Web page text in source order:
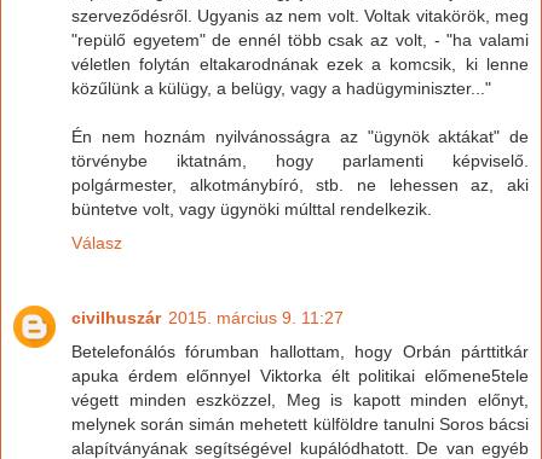
szerveződésről. Ugyanis az nem volt. Voltak vitakörök, meg
"repülő egyetem" de ennél több csak az volt, - "ha valami
véletlen folytán eltakarodnának ezek a komcsik, ki lenne
közűlünk a külügy, a belügy, vagy a hadügyminiszter..."
Én nem hoznám nyilvánosságra az "ügynök aktákat" de
törvénybe iktatnám, hogy parlamenti képviselő.
polgármester, alkotmánybíró, stb. ne lehessen az, aki
büntetve volt, vagy ügynöki múlttal rendelkezik.
Válasz
civilhuszár 2015. március 9. 11:27
Betelefonálós fórumban hallottam, hogy Orbán párttitkár
apuka érdem előnnyel Viktorka élt politikai előmene5tele
végett minden eszközzel, Meg is kapott minden előnyt,
melynek során simán mehetett külföldre tanulni Soros bácsi
alapítványának segítségével kupálódhatott. De van egyéb